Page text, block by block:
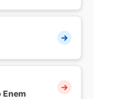
Enem